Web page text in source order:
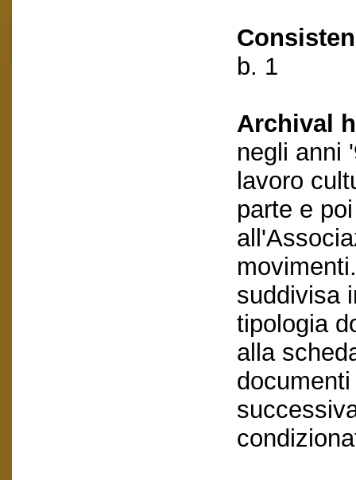
b. 1
Archival
negli anni
lavoro
parte e
suddivisa
tipologia
alla